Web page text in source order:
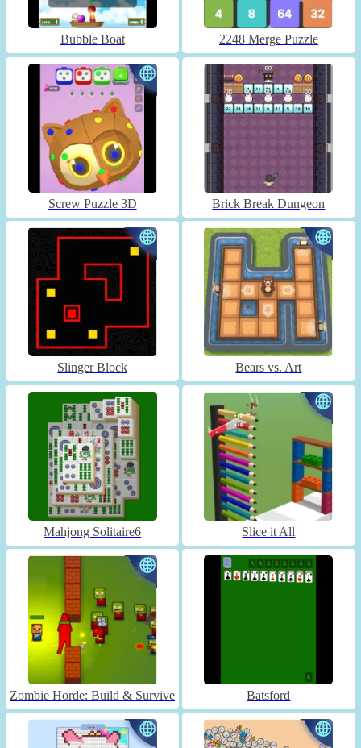
Bubble Boat 2248 Merge Puzzle
Screw Puzzle 3D Brick Break Dungeon
Slinger Block Bears vs. Art
Mahjong Solitaire6 Slice it All
Zombie Horde: Build & Survive Batsford